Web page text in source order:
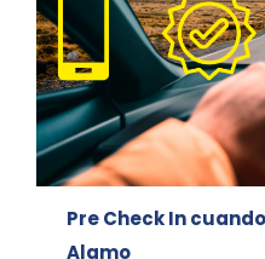
Pre Check In
Alamo